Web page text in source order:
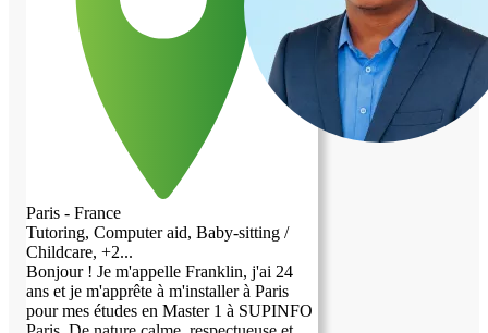
Paris - France
Tutoring, Computer aid, Baby-sitting /
Childcare, +2...
Bonjour ! Je m'appelle Franklin, j'ai 24
ans et je m'apprête à m'installer à Paris
pour mes études en Master 1 à SUPINFO